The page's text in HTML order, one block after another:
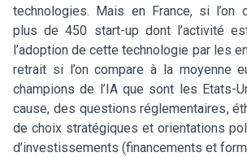
technologies. Mais en France, si l’on
plus de 450 start-up dont l’activité
l’adoption de cette technologie par les
retrait si l’on compare à la moyenne
champions de l’IA que sont les Etats-
cause, des questions réglementaires,
de choix stratégiques et orientations
d’investissements (financements et